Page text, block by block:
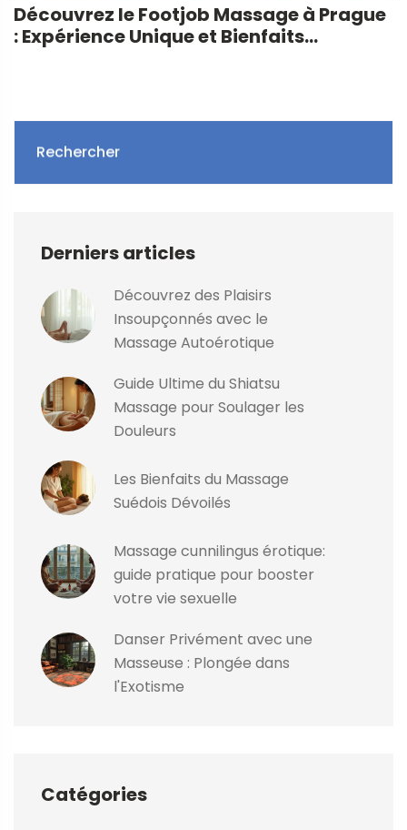
Découvrez le Footjob Massage à Prague
: Expérience Unique et Bienfaits
Rechercher
Derniers articles
Découvrez des Plaisirs
Insoupçonnés avec le
Massage Autoérotique
Guide Ultime du Shiatsu
Massage pour Soulager les
Douleurs
Les Bienfaits du Massage
Suédois Dévoilés
Massage cunnilingus érotique:
guide pratique pour booster
votre vie sexuelle
Danser Privément avec une
Masseuse : Plongée dans
l'Exotisme
Catégories